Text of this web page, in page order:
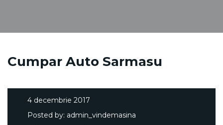
Cumpar Auto Sarmasu
4 decembrie 2017
Posted by: admin_vindemasina